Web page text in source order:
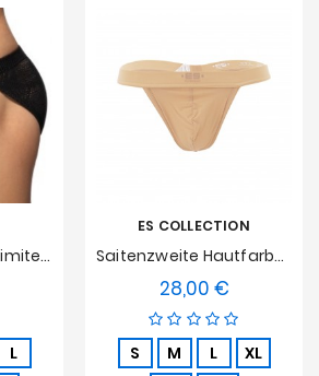
Agadir ADDICTED Limited Edition Bikini - Schwarz
L
ES COLLECTION
Saitenzweite Hautfarbe Fleisch
28,00 €Preis
S M L
XL